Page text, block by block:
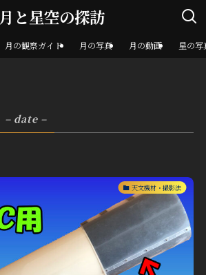
月と星空の探訪
月の観察ガイド 月の写真 月の動画 星の写
– date –
天文機材・撮影法